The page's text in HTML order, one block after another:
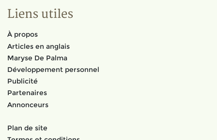
Liens utiles
À propos
Articles en anglais
Maryse De Palma
Développement personnel
Publicité
Partenaires
Annonceurs
Plan de site